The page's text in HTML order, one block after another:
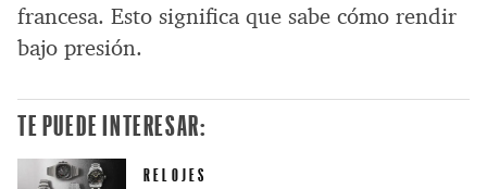
francesa. Esto significa que sabe cómo rendir
bajo presión.
TE PUEDE INTERESAR:
RELOJES